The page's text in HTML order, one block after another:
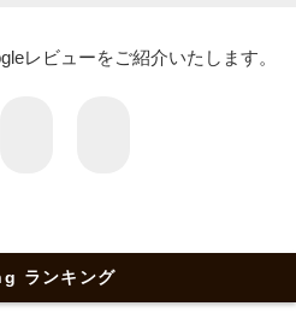
レビューをご紹介いたします。
ランキング